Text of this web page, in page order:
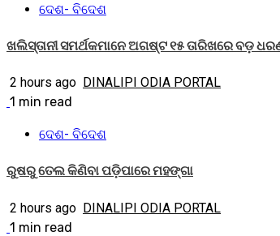
ଦେଶ- ବିଦେଶ
ଖଲିସ୍ତାନୀ ସମର୍ଥକମାନେ ଅଗଷ୍ଟ ୧୫ ତାରିଖରେ ବଡ଼
2 hours ago DINALIPI ODIA PORTAL
1 min read
ଦେଶ- ବିଦେଶ
ରୁଷରୁ ତେଲ କିଣିବା ପଡ଼ିପାରେ ମହଙ୍ଗା
2 hours ago DINALIPI ODIA PORTAL
1 min read